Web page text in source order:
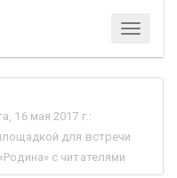
Меню
16 мая 2017 г.:
для встречи
с читателями